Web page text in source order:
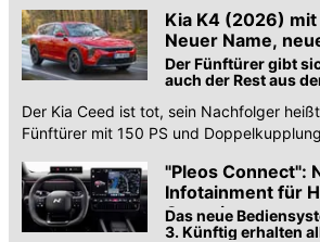
Kia K4 (2026) mit
Neuer Name,
Der Fünftürer gibt
auch der Rest aus
Der Kia Ceed ist tot, sein Nachfolger
Fünftürer mit 150 PS und
"Pleos Connect":
Infotainment für
Genesis
Das neue
3. Künftig erhalten